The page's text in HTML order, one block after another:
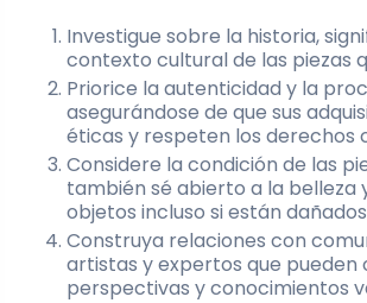
Investigue sobre la historia,
contexto cultural de las piezas
Priorice la autenticidad y la
asegurándose de que sus
éticas y respeten los derechos
Considere la condición de las
también sé abierto a la belleza
objetos incluso si están
Construya relaciones con
artistas y expertos que pueden
perspectivas y conocimientos